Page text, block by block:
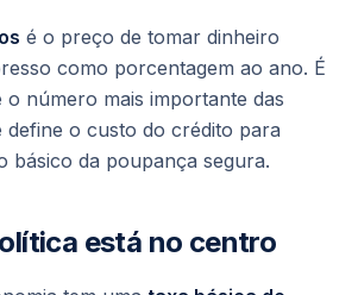
é o preço de tomar dinheiro
como porcentagem ao ano. É
o número mais importante das
o custo do crédito para
básico da poupança segura.
está no centro